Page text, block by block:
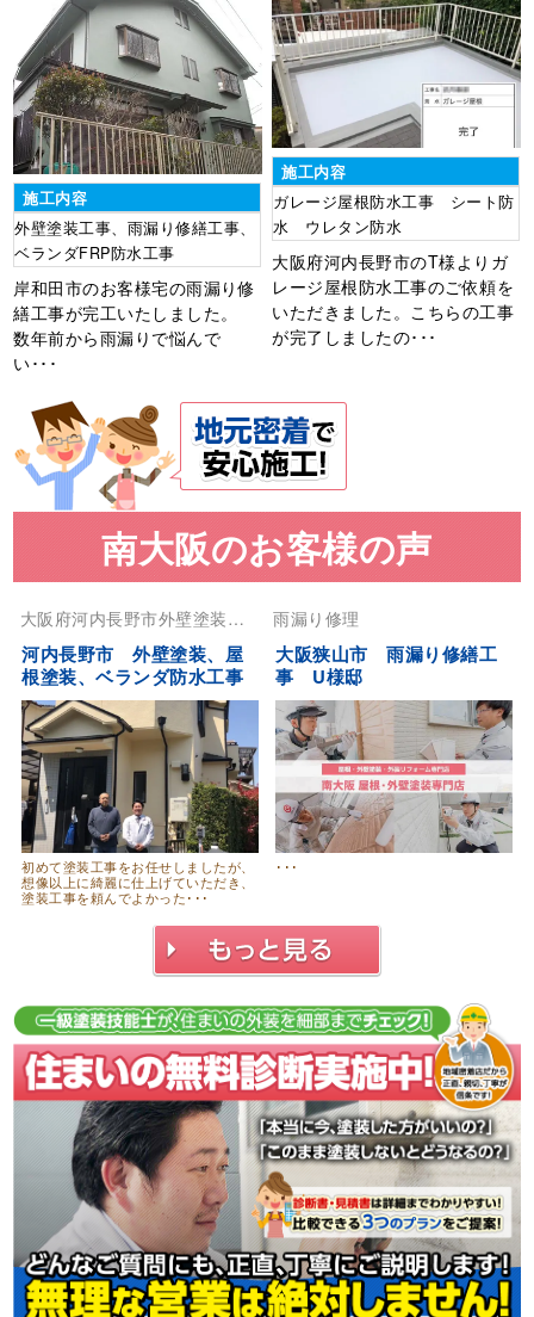
施工内容
外壁塗装工事、雨漏り修繕工事、
ベランダFRP防水工事
岸和田市のお客様宅の雨漏り修
繕工事が完工いたしました。
数年前から雨漏りで悩んで
い･･･
施工内容
ガレージ屋根防水工事 シート防
水 ウレタン防水
大阪府河内長野市のT様よりガ
レージ屋根防水工事のご依頼を
いただきました。こちらの工事
が完了しましたの･･･
南大阪のお客様の声
大阪府河内長野市外壁塗装屋
根塗装
河内長野市 外壁塗装、屋
根塗装、ベランダ防水工事
初めて塗装工事をお任せしましたが、
想像以上に綺麗に仕上げていただき、
塗装工事を頼んでよかった･･･
雨漏り修理
大阪狭山市 雨漏り修繕工
事 U様邸
･･･